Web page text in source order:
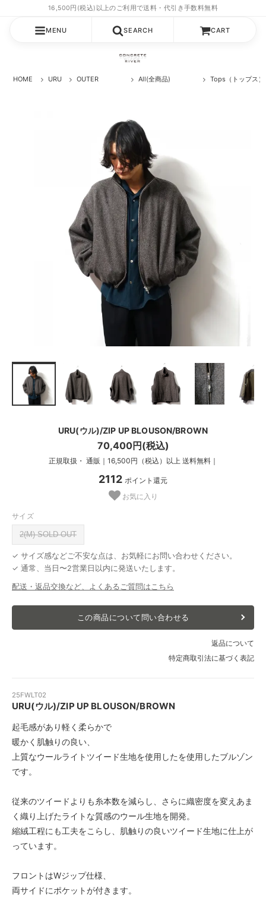
MENU SEARCH CART
HOME URU OUTER All(全商品) Tops（トップス）
URU(ウル)/ZIP UP BLOUSON/BROWN
70,400円(税込)
正規取扱・ 通販｜16,500円（税込）以上 送料無料｜
2112 ポイント還元
お気に入り
サイズ
2(M) SOLD OUT
✓ サイズ感などご不安な点は、お気軽にお問い合わせください。
✓ 通常、当日〜2営業日以内に発送いたします。
配送・返品交換など、よくあるご質問はこちら
この商品について問い合わせる
返品について
特定商取引法に基づく表記
25FWLT02
URU(ウル)/ZIP UP BLOUSON/BROWN
起毛感があり軽く柔らかで
暖かく肌触りの良い、
上質なウールライトツイード生地を使用したを使用したブルゾン
です。
従来のツイードよりも糸本数を減らし、さらに織密度を変えあま
く織り上げたライトな質感のウール生地を開発。
縮絨工程にも工夫をこらし、肌触りの良いツイード生地に仕上が
っています。
フロントはWジップ仕様、
両サイドにポケットが付きます。